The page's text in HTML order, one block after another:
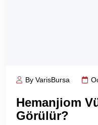
By VarisBursa
Hemanjiom
Görülür?